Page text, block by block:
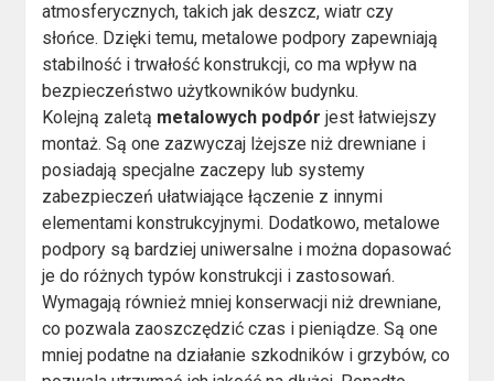
atmosferycznych, takich jak deszcz, wiatr czy
słońce. Dzięki temu, metalowe podpory zapewniają
stabilność i trwałość konstrukcji, co ma wpływ na
bezpieczeństwo użytkowników budynku.
Kolejną zaletą metalowych podpór jest łatwiejszy
montaż. Są one zazwyczaj lżejsze niż drewniane i
posiadają specjalne zaczepy lub systemy
zabezpieczeń ułatwiające łączenie z innymi
elementami konstrukcyjnymi. Dodatkowo, metalowe
podpory są bardziej uniwersalne i można dopasować
je do różnych typów konstrukcji i zastosowań.
Wymagają również mniej konserwacji niż drewniane,
co pozwala zaoszczędzić czas i pieniądze. Są one
mniej podatne na działanie szkodników i grzybów, co